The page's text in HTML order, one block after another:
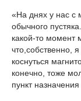
«На днях у нас с
обычного
какой-то момент
что,собственно,
коснуться
конечно, тоже
пункт